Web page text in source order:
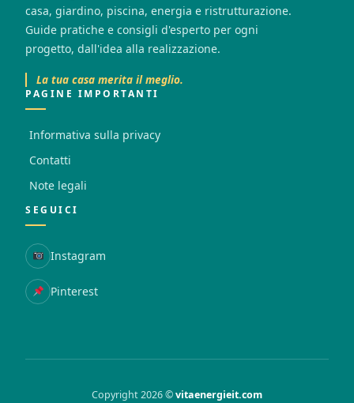
casa, giardino, piscina, energia e ristrutturazione.
Guide pratiche e consigli d'esperto per ogni
progetto, dall'idea alla realizzazione.
La tua casa merita il meglio.
PAGINE IMPORTANTI
Informativa sulla privacy
Contatti
Note legali
SEGUICI
Instagram
Pinterest
Copyright 2026 ©vitaenergieit.com